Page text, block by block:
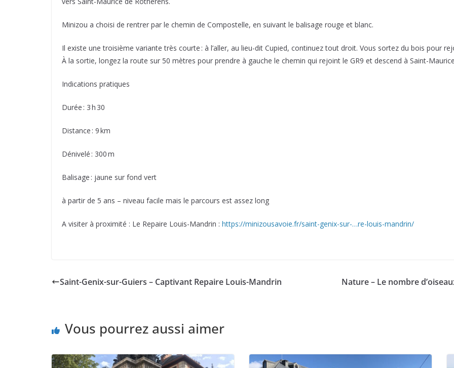
Minizou a choisi de rentrer par le chemin de Compostelle, en suivant le balisage rouge et blanc.
Il existe une troisième variante très courte : à l’aller, au lieu-dit Cupied, continuez tout droit. Vous sortez du bois pour
À la sortie, longez la route sur 50 mètres pour prendre à gauche le chemin qui rejoint le GR9 et descend à Saint-
Indications pratiques
Durée : 3 h 30
Distance : 9 km
Dénivelé : 300 m
Balisage : jaune sur fond vert
à partir de 5 ans – niveau facile mais le parcours est assez long
A visiter à proximité : Le Repaire Louis-Mandrin : https://minizousavoie.fr/saint-genix-sur-…re-louis-mandrin/
Saint-Genix-sur-Guiers – Captivant Repaire Louis-Mandrin Nature – Le nombre
Vous pourrez aussi aimer